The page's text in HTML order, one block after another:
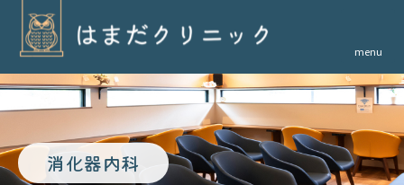
消化器内科
menu